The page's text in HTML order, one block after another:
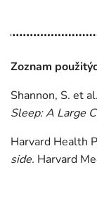
Zoznam
Shannon, S. et
Sleep: A Large
Harvard Health
side. Harvard